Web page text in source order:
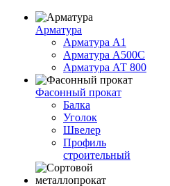
Арматура
Арматура А1
Арматура А500С
Арматура АТ 800
Фасонный прокат
Балка
Уголок
Швелер
Профиль
строительный